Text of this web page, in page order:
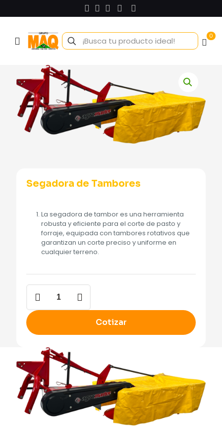
0
Segadora de Tambores
La segadora de tambor es una herramienta
robusta y eficiente para el corte de pasto y
forraje, equipada con tambores rotativos que
garantizan un corte preciso y uniforme en
cualquier terreno.
Segadora
Tambores
cantidad
Cotizar